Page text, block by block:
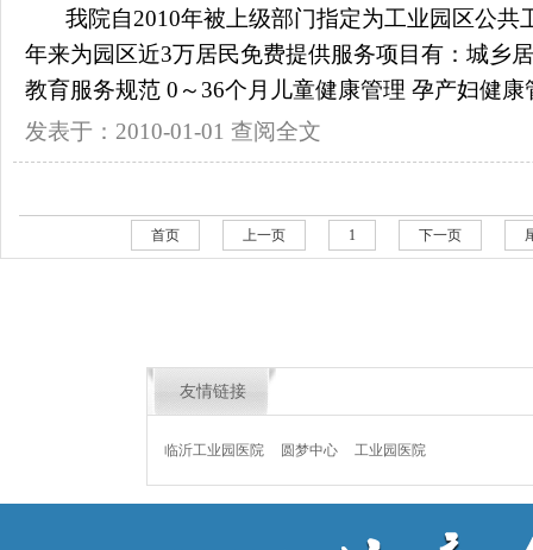
我院自2010年被上级部门指定为工业园区公共
年来为园区近3万居民免费提供服务项目有：城乡
教育服务规范 0～36个月儿童健康管理 孕产妇健康
发表于：2010-01-01 查阅全文
首页 上一页 1 下一页
友情链接
临沂工业园医院 圆梦中心 工业园医院